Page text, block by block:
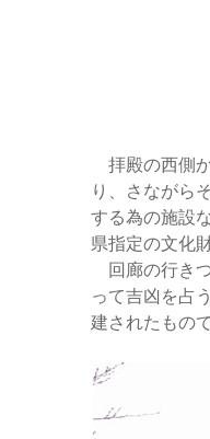
拝殿の西側
り、さながら
する為の施設
県指定の文化
回廊の行き
って吉凶を占
建されたもの